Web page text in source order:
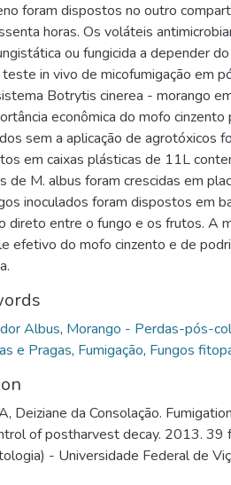
foram dispostos no outro
horas. Os voláteis
ou fungicida a depender
teste in vivo de micofumigação em
Botrytis cinerea - morango
econômica do mofo cinzento
sem a aplicação de agrotóxicos
em caixas plásticas de 11L
de M. albus foram crescidas em
inoculados foram dispostos em
direto entre o fungo e os frutos. A
efetivo do mofo cinzento e de
Albus, Morango - Perdas-pós-
e Pragas, Fumigação, Fungos
Deiziane da Consolação.
of postharvest decay. 2013. 39
- Universidade Federal de